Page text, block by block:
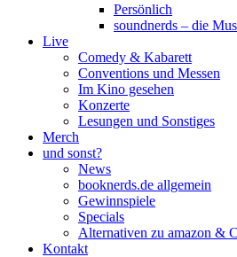
Persönlich
soundnerds – die
Live
Comedy & Kabarett
Conventions und Messen
Im Kino gesehen
Konzerte
Lesungen und Sonstiges
Merch
und sonst?
News
booknerds.de allgemein
Gewinnspiele
Specials
Alternativen zu amazon &
Kontakt